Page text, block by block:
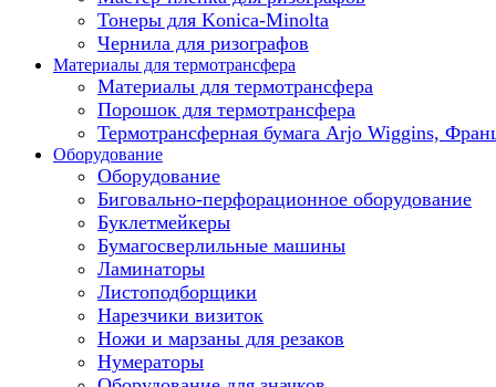
Тонеры для Konica-Minolta
Чернила для ризографов
Материалы для термотрансфера
Материалы для термотрансфера
Порошок для термотрансфера
Термотрансферная бумага Arjo Wiggins,
Оборудование
Оборудование
Биговально-перфорационное оборудование
Буклетмейкеры
Бумагосверлильные машины
Ламинаторы
Листоподборщики
Нарезчики визиток
Ножи и марзаны для резаков
Нумераторы